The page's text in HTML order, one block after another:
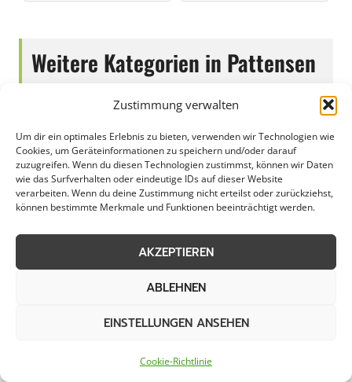
Zustimmung verwalten
Um dir ein optimales Erlebnis zu bieten, verwenden wir Technologien wie
Cookies, um Geräteinformationen zu speichern und/oder darauf
zuzugreifen. Wenn du diesen Technologien zustimmst, können wir Daten
wie das Surfverhalten oder eindeutige IDs auf dieser Website
verarbeiten. Wenn du deine Zustimmung nicht erteilst oder zurückziehst,
können bestimmte Merkmale und Funktionen beeinträchtigt werden.
AKZEPTIEREN
ABLEHNEN
EINSTELLUNGEN ANSEHEN
Cookie-Richtlinie
Weitere Kategorien in Pattensen
Graupflege in Pattensen
Dachreinigung in
Pattensen
Außenreinigung in
Außenreinigung in